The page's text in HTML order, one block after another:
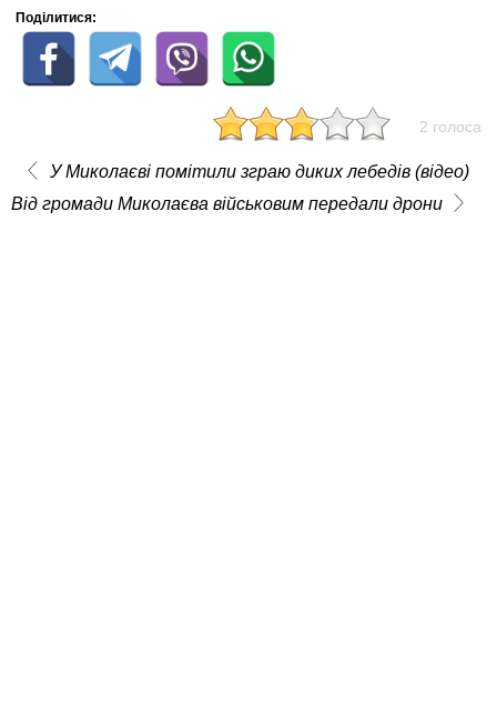
Поділитися:
2 голоса
У Миколаєві помітили зграю диких лебедів (відео)
Від громади Миколаєва військовим передали дрони